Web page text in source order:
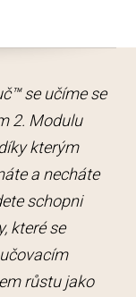
se učíme se
2. Modulu
kterým
a necháte
schopni
které se
růstu jako